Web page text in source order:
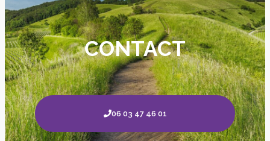
CONTACT
06 03 47 46 01